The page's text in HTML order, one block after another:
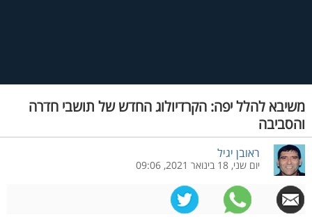
משיבא להלל יפה: הקרדיולוג החדש של תושבי חדרה
והסביבה
ראובן יגיל
יום שני, 18 בינואר 2021, 09:06